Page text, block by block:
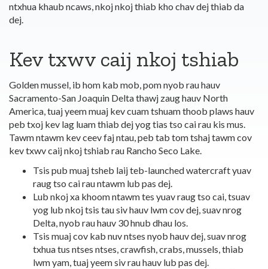
ntxhua khaub ncaws, nkoj nkoj thiab kho chav dej thiab da
dej.
Kev txwv caij nkoj tshiab
Golden mussel, ib hom kab mob, pom nyob rau hauv
Sacramento-San Joaquin Delta thawj zaug hauv North
America, tuaj yeem muaj kev cuam tshuam thoob plaws hauv
peb txoj kev lag luam thiab dej yog tias tso cai rau kis mus.
Tawm ntawm kev ceev faj ntau, peb tab tom tshaj tawm cov
kev txwv caij nkoj tshiab rau Rancho Seco Lake.
Tsis pub muaj tsheb laij teb-launched watercraft yuav
raug tso cai rau ntawm lub pas dej.
Lub nkoj xa khoom ntawm tes yuav raug tso cai, tsuav
yog lub nkoj tsis tau siv hauv lwm cov dej, suav nrog
Delta, nyob rau hauv 30 hnub dhau los.
Tsis muaj cov kab nuv ntses nyob hauv dej, suav nrog
txhua tus ntses ntses, crawfish, crabs, mussels, thiab
lwm yam, tuaj yeem siv rau hauv lub pas dej.